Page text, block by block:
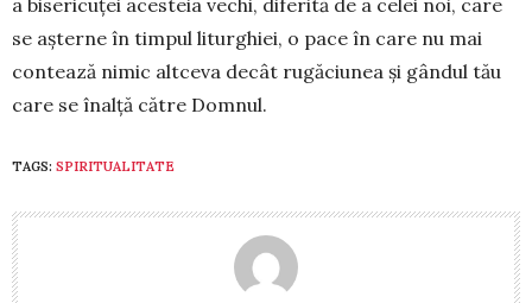
a bisericuței acesteia vechi, diferită de a celei noi, care
se așterne în timpul liturghiei, o pace în care nu mai
contează nimic altceva decât rugăciunea și gândul tău
care se înalță către Domnul.
TAGS: SPIRITUALITATE